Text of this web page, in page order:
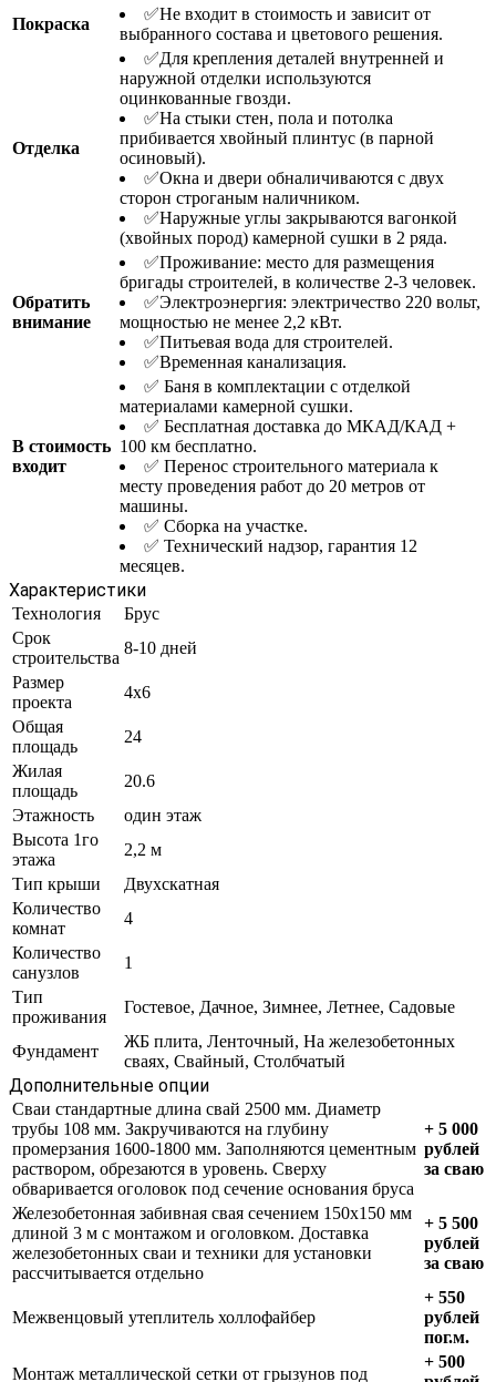
Покраска
✅Не входит в стоимость и зависит от
выбранного состава и цветового решения.
Отделка
✅Для крепления деталей внутренней и
наружной отделки используются
оцинкованные гвозди.
✅На стыки стен, пола и потолка
прибивается хвойный плинтус (в парной
осиновый).
✅Окна и двери обналичиваются с двух
сторон строганым наличником.
✅Наружные углы закрываются вагонкой
(хвойных пород) камерной сушки в 2 ряда.
Обратить
внимание
✅Проживание: место для размещения
бригады строителей, в количестве 2-3 человек.
✅Электроэнергия: электричество 220 вольт,
мощностью не менее 2,2 кВт.
✅Питьевая вода для строителей.
✅Временная канализация.
В стоимость
входит
✅ Баня в комплектации с отделкой
материалами камерной сушки.
✅ Бесплатная доставка до МКАД/КАД +
100 км бесплатно.
✅ Перенос строительного материала к
месту проведения работ до 20 метров от
машины.
✅ Сборка на участке.
✅ Технический надзор, гарантия 12
месяцев.
Характеристики
Технология
Брус
Срок
строительства
8-10 дней
Размер
проекта
4x6
Общая
площадь
24
Жилая
площадь
20.6
Этажность
один этаж
Высота 1го
этажа
2,2 м
Тип крыши
Двухскатная
Количество
комнат
4
Количество
санузлов
1
Тип
проживания
Гостевое, Дачное, Зимнее, Летнее, Садовые
Фундамент
ЖБ плита, Ленточный, На железобетонных
сваях, Свайный, Столбчатый
Дополнительные опции
Сваи стандартные длина свай 2500 мм. Диаметр
трубы 108 мм. Закручиваются на глубину
промерзания 1600-1800 мм. Заполняются цементным
раствором, обрезаются в уровень. Сверху
обваривается оголовок под сечение основания бруса
+ 5 000
рублей
за сваю
Железобетонная забивная свая сечением 150х150 мм
длиной 3 м с монтажом и оголовком. Доставка
железобетонных сваи и техники для установки
рассчитывается отдельно
+ 5 500
рублей
за сваю
Межвенцовый утеплитель холлофайбер
+ 550
рублей
пог.м.
Монтаж металлической сетки от грызунов под
+ 500